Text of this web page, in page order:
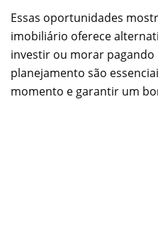
Essas oportunidades
imobiliário oferece
investir ou morar pagando
planejamento são
momento e garantir um